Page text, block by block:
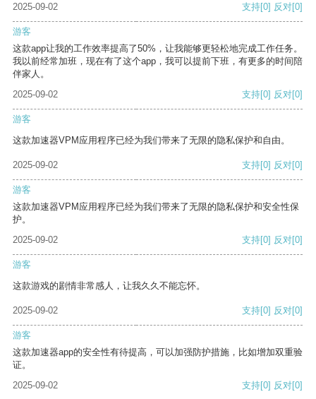
2025-09-02
支持[0] 反对[0]
游客
这款app让我的工作效率提高了50%，让我能够更轻松地完成工作任务。
我以前经常加班，现在有了这个app，我可以提前下班，有更多的时间陪
伴家人。
2025-09-02
支持[0] 反对[0]
游客
这款加速器VPM应用程序已经为我们带来了无限的隐私保护和自由。
2025-09-02 支持[0] 反对[0]
游客
这款加速器VPM应用程序已经为我们带来了无限的隐私保护和安全性保
护。
2025-09-02
支持[0] 反对[0]
游客
这款游戏的剧情非常感人，让我久久不能忘怀。
2025-09-02 支持[0] 反对[0]
游客
这款加速器app的安全性有待提高，可以加强防护措施，比如增加双重验
证。
2025-09-02
支持[0] 反对[0]